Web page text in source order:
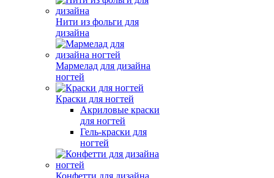
Нити из фольги для
дизайна
Мармелад для дизайна
ногтей
Краски для ногтей
Акриловые краски
для ногтей
Гель-краски для
ногтей
Конфетти для дизайна